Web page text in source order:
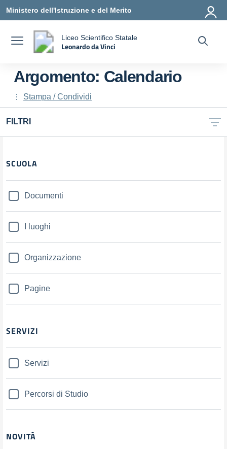
Ministero dell'Istruzione e del Merito
Liceo Scientifico Statale
Leonardo da Vinci
Argomento: Calendario
Stampa / Condividi
FILTRI
Filtri
SCUOLA
Documenti
I luoghi
Organizzazione
Pagine
SERVIZI
Servizi
Percorsi di Studio
NOVITÀ